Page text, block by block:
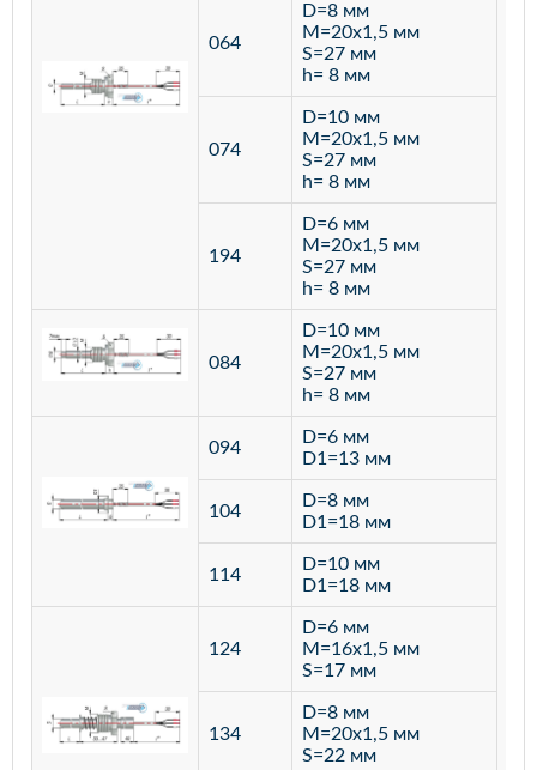
064
D=8 мм
M=20х1,5 мм
S=27 мм
h= 8 мм
074
D=10 мм
M=20х1,5 мм
S=27 мм
h= 8 мм
194
D=6 мм
M=20х1,5 мм
S=27 мм
h= 8 мм
084
D=10 мм
M=20х1,5 мм
S=27 мм
h= 8 мм
094
D=6 мм
D1=13 мм
104
D=8 мм
D1=18 мм
114
D=10 мм
D1=18 мм
124
D=6 мм
M=16х1,5 мм
S=17 мм
134
D=8 мм
M=20х1,5 мм
S=22 мм